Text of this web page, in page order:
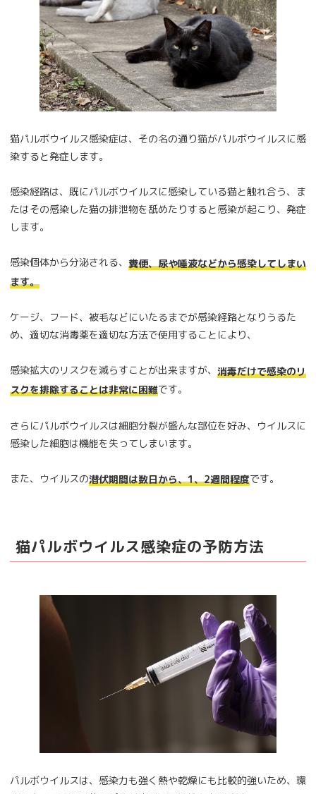
猫パルボウイルス感染症は、その名の通り猫がパルボウイルスに感
染すると発症します。
感染経路は、既にパルボウイルスに感染している猫と触れ合う、ま
たはその感染した猫の排泄物を舐めたりすると感染が起こり、発症
します。
感染個体から分泌される、 糞便、尿や唾液などから感染してしまい
ます。
ケージ、フード、被毛などにいたるまでが感染経路となりうるた
め、適切な消毒薬を適切な方法で使用することにより、
感染拡大のリスクを減らすことが出来ますが、 消毒だけで感染のリ
スクを排除することは非常に困難です。
さらにパルボウイルスは細胞分裂が盛んな部位を好み、ウイルスに
感染した細胞は機能を失ってしまいます。
また、ウイルスの潜伏期間は数日から、1、2週間程度です。
猫パルボウイルス感染症の予防方法
パルボウイルスは、感染力も強く熱や乾燥にも比較的強いため、環